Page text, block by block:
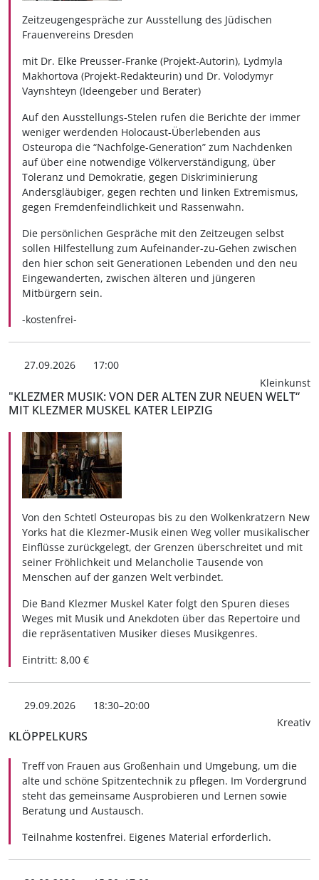
Zeitzeugengespräche zur Ausstellung des Jüdischen
Frauenvereins Dresden
mit Dr. Elke Preusser-Franke (Projekt-Autorin), Lydmyla
Makhortova (Projekt-Redakteurin) und Dr. Volodymyr
Vaynshteyn (Ideengeber und Berater)
Auf den Ausstellungs-Stelen rufen die Berichte der immer
weniger werdenden Holocaust-Überlebenden aus
Osteuropa die “Nachfolge-Generation” zum Nachdenken
auf über eine notwendige Völkerverständigung, über
Toleranz und Demokratie, gegen Diskriminierung
Andersgläubiger, gegen rechten und linken Extremismus,
gegen Fremdenfeindlichkeit und Rassenwahn.
Die persönlichen Gespräche mit den Zeitzeugen selbst
sollen Hilfestellung zum Aufeinander-zu-Gehen zwischen
den hier schon seit Generationen Lebenden und den neu
Eingewanderten, zwischen älteren und jüngeren
Mitbürgern sein.
-kostenfrei-
27.09.2026
17:00
Kleinkunst
"KLEZMER MUSIK: VON DER ALTEN ZUR NEUEN WELT“
MIT KLEZMER MUSKEL KATER LEIPZIG
Von den Schtetl Osteuropas bis zu den Wolkenkratzern New
Yorks hat die Klezmer-Musik einen Weg voller musikalischer
Einflüsse zurückgelegt, der Grenzen überschreitet und mit
seiner Fröhlichkeit und Melancholie Tausende von
Menschen auf der ganzen Welt verbindet.
Die Band Klezmer Muskel Kater folgt den Spuren dieses
Weges mit Musik und Anekdoten über das Repertoire und
die repräsentativen Musiker dieses Musikgenres.
Eintritt: 8,00 €
29.09.2026
18:30–20:00
Kreativ
KLÖPPELKURS
Treff von Frauen aus Großenhain und Umgebung, um die
alte und schöne Spitzentechnik zu pflegen. Im Vordergrund
steht das gemeinsame Ausprobieren und Lernen sowie
Beratung und Austausch.
Teilnahme kostenfrei. Eigenes Material erforderlich.